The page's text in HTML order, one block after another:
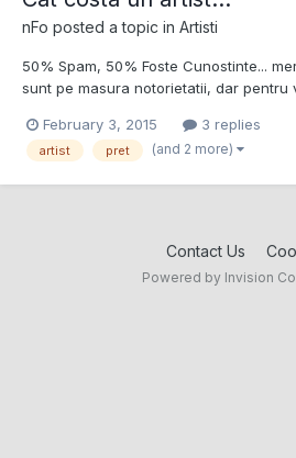
nFo posted a topic in Artisti
50% Spam, 50% Foste Cunostinte...
sunt pe masura notorietatii, dar pentru
February 3, 2015
3 replies
artist pret (and 2 more)
Contact Us
Powered by Invision